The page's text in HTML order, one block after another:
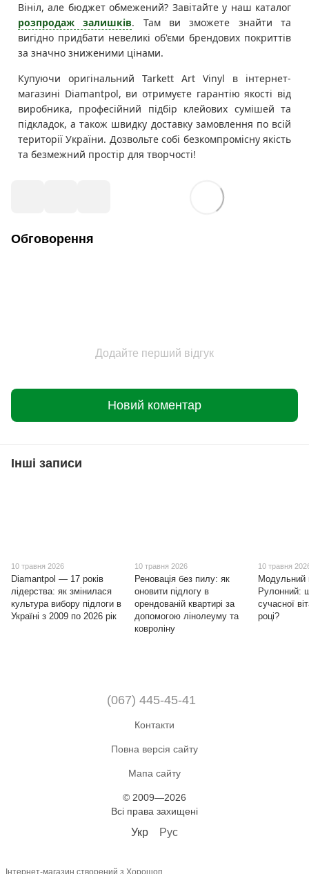
Вініл, але бюджет обмежений? Завітайте у наш каталог
розпродаж залишків. Там ви зможете знайти та
вигідно придбати невеликі об'єми брендових покриттів
за значно зниженими цінами.
Купуючи оригінальний Tarkett Art Vinyl в інтернет-
магазині Diamantpol, ви отримуєте гарантію якості від
виробника, професійний підбір клейових сумішей та
підкладок, а також швидку доставку замовлення по всій
території України. Дозвольте собі безкомпромісну якість
та безмежний простір для творчості!
Обговорення
Додайте перший відгук
Новий коментар
Інші записи
10 травня 2026
Diamantpol — 17 років
лідерства: як змінилася
культура вибору підлоги в
Україні з 2009 по 2026 рік
10 травня 2026
Реновація без пилу: як
оновити підлогу в
орендованій квартирі за
допомогою лінолеуму та
ковроліну
10 травня
Модульний
Рулонний:
сучасної
році?
(067) 445-45-41
Контакти
Повна версія сайту
Мапа сайту
© 2009—2026
Всі права захищені
Укр Рус